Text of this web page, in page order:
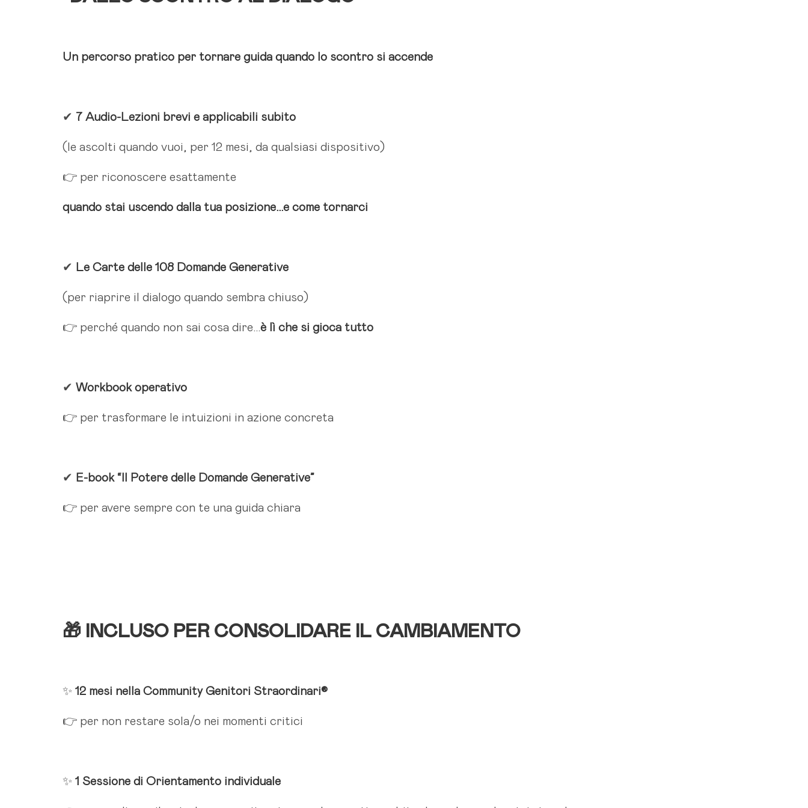
Un percorso pratico per tornare guida quando lo scontro si accende
✔ 7 Audio-Lezioni brevi e applicabili subito
(le ascolti quando vuoi, per 12 mesi, da qualsiasi dispositivo)
👉 per riconoscere esattamente
quando stai uscendo dalla tua posizione…e come tornarci
✔ Le Carte delle 108 Domande Generative
(per riaprire il dialogo quando sembra chiuso)
👉 perché quando non sai cosa dire…è lì che si gioca tutto
✔ Workbook operativo
👉 per trasformare le intuizioni in azione concreta
✔ E-book “Il Potere delle Domande Generative”
👉 per avere sempre con te una guida chiara
🎁 INCLUSO PER CONSOLIDARE IL CAMBIAMENTO
✨ 12 mesi nella Community Genitori Straordinari®
👉 per non restare sola/o nei momenti critici
✨ 1 Sessione di Orientamento individuale